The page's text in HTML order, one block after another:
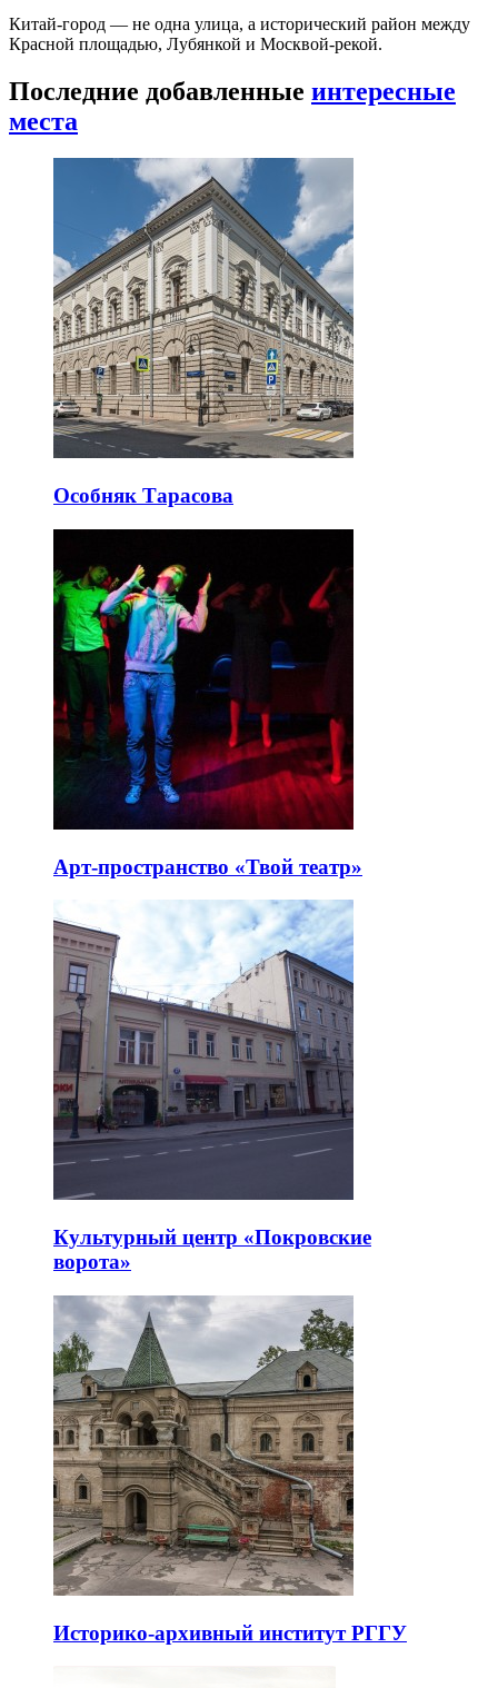
Китай-город — не одна улица, а исторический район между
Красной площадью, Лубянкой и Москвой-рекой.
Последние добавленные интересные
места
Особняк Тарасова
Арт-пространство «Твой театр»
Культурный центр «Покровские
ворота»
Историко-архивный институт РГГУ